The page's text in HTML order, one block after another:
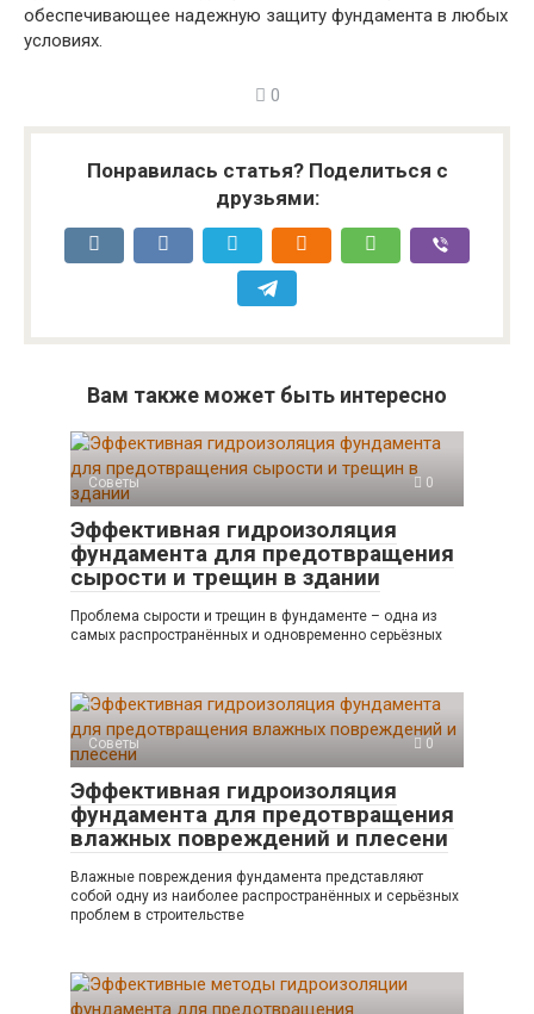
обеспечивающее надежную защиту фундамента в любых
условиях.
0
Понравилась статья? Поделиться с
друзьями:
Вам также может быть интересно
Советы 0
Эффективная гидроизоляция
фундамента для предотвращения
сырости и трещин в здании
Проблема сырости и трещин в фундаменте – одна из
самых распространённых и одновременно серьёзных
Советы 0
Эффективная гидроизоляция
фундамента для предотвращения
влажных повреждений и плесени
Влажные повреждения фундамента представляют
собой одну из наиболее распространённых и серьёзных
проблем в строительстве